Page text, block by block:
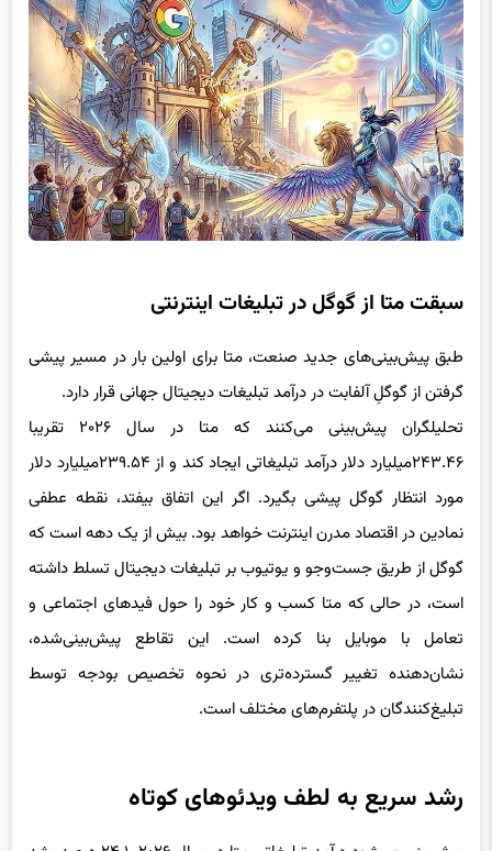
گرفتن از گوگلِ آلفابت در درآمد تبلیغات دیجیتال جهانی قرار دارد.
تحلیلگران پیش‌بینی می‌کنند که متا در سال ۲۰۲۶ تقریبا
۲۴۳.۴۶‌میلیارد دلار درآمد تبلیغاتی ایجاد کند و از ۲۳۹.۵۴‌میلیارد دلار
مورد انتظار گوگل پیشی بگیرد. اگر این اتفاق بیفتد، نقطه عطفی
نمادین در اقتصاد مدرن اینترنت خواهد بود. بیش از یک دهه است که
گوگل از طریق جست‌وجو و یوتیوب بر تبلیغات دیجیتال تسلط داشته
است، در حالی‌ که متا کسب و کار خود را حول فیدهای اجتماعی و
تعامل با موبایل بنا کرده است. این تقاطع پیش‌بینی‌شده،
نشان‌دهنده تغییر گسترده‌تری در نحوه تخصیص بودجه توسط
تبلیغ‌کنندگان در پلتفرم‌های مختلف است.